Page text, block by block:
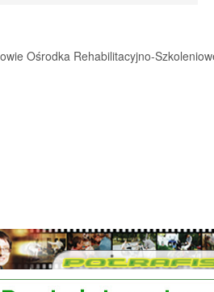
Ośrodka Rehabilitacyjno-